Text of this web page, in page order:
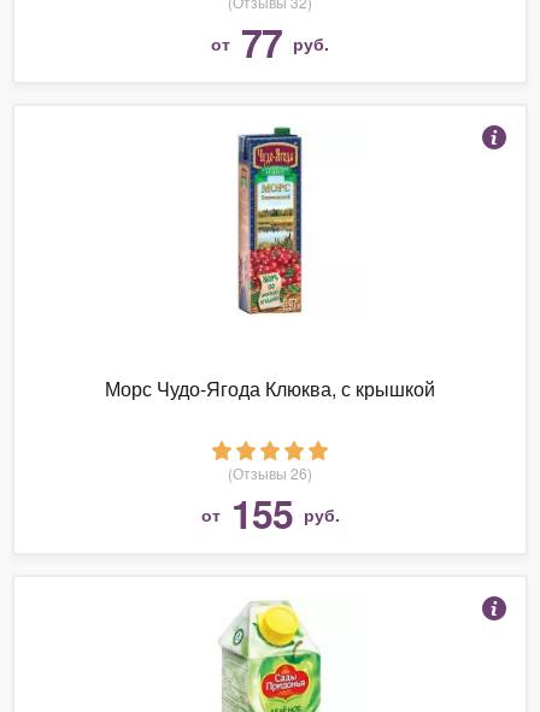
от 77 руб.
Морс Чудо-Ягода Клюква, с крышкой
(Отзывы 26)
от 155 руб.